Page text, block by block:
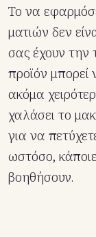
Το να
ματιών δεν
σας έχουν την
προϊόν
ακόμα
χαλάσει το
για να
ωστόσο,
βοηθήσουν.